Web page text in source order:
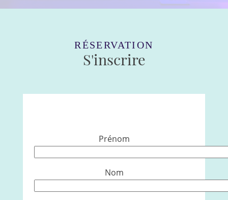
RÉSERVATION
S'inscrire
Prénom
Nom